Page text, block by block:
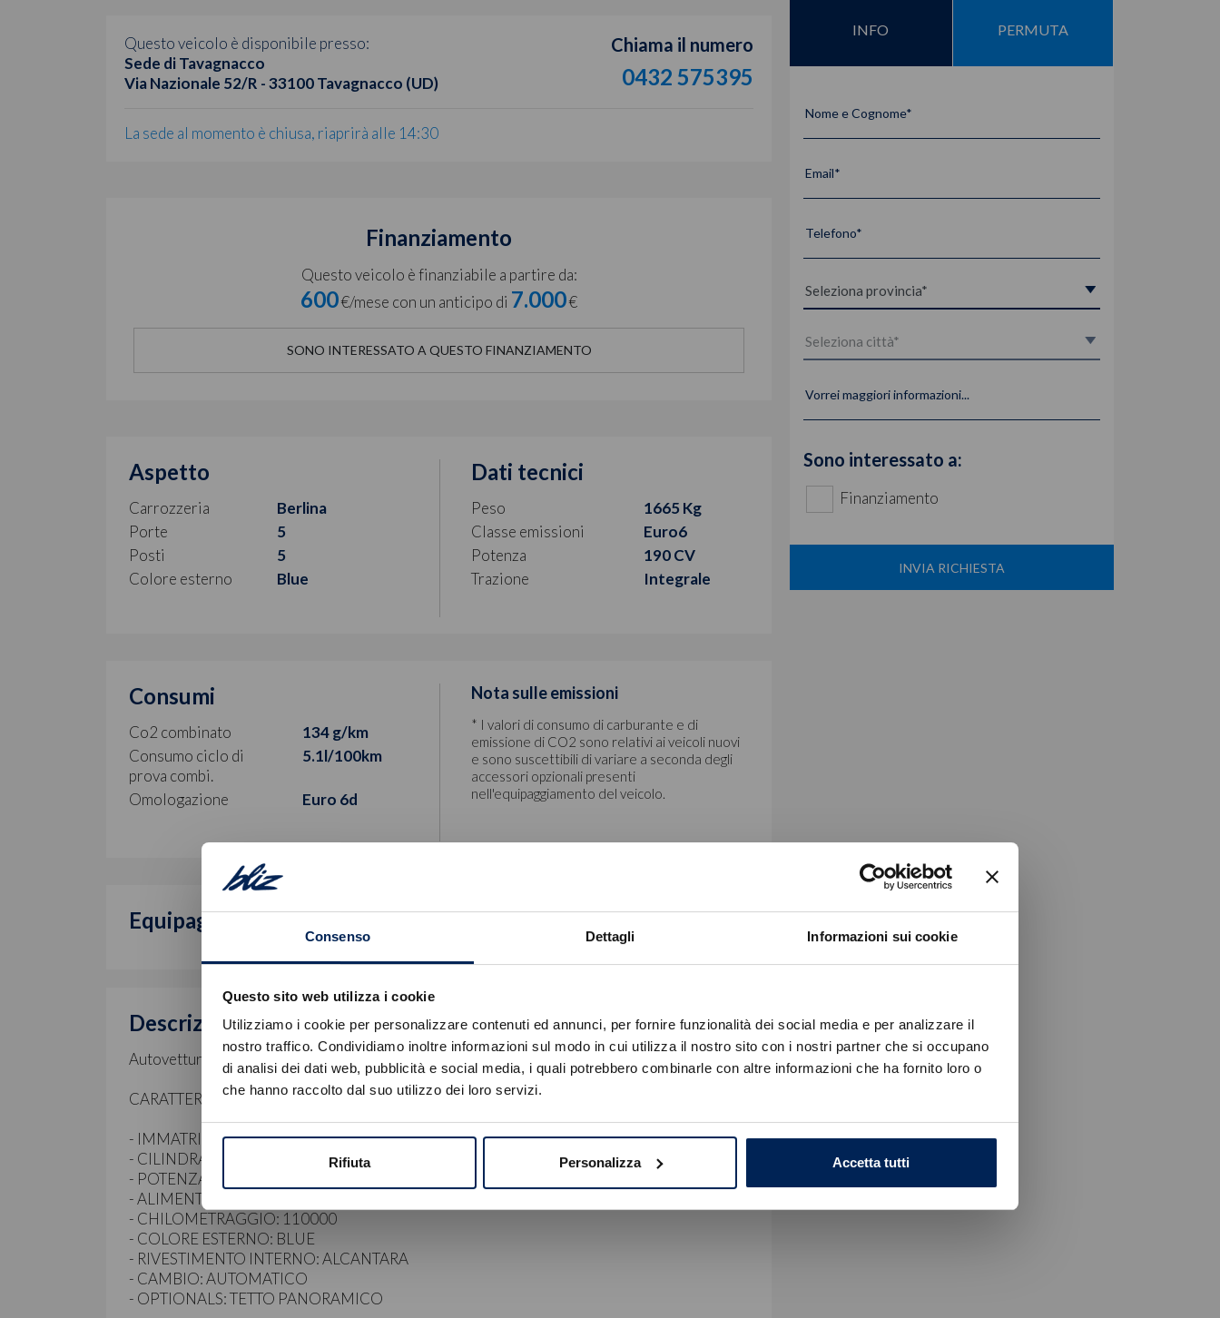
Consenso Dettagli Informazioni sui cookie
Questo sito web utilizza i cookie
Utilizziamo i cookie per personalizzare contenuti ed annunci, per fornire funzionalità dei social media e per analizzare il
nostro traffico. Condividiamo inoltre informazioni sul modo in cui utilizza il nostro sito con i nostri partner che si occupano
di analisi dei dati web, pubblicità e social media, i quali potrebbero combinarle con altre informazioni che ha fornito loro o
che hanno raccolto dal suo utilizzo dei loro servizi.
Rifiuta Personalizza Accetta tutti
Questo veicolo è disponibile presso:
Sede di Tavagnacco
Via Nazionale 52/R - 33100 Tavagnacco (UD)
Chiama il numero
0432 575395
La sede al momento è chiusa, riaprirà alle 14:30
Finanziamento
Questo veicolo è finanziabile a partire da:
600€/mese con un anticipo di 7.000€
SONO INTERESSATO A QUESTO FINANZIAMENTO
Aspetto
Carrozzeria
Berlina
Porte
5
Posti
5
Colore esterno
Blue
Dati tecnici
Peso
1665 Kg
Classe emissioni
Euro6
Potenza
190 CV
Trazione
Integrale
Consumi
Co2 combinato
134 g/km
Consumo ciclo di
prova combi.
5.1l/100km
Omologazione Euro 6d
Nota sulle emissioni
* I valori di consumo di carburante e di
emissione di CO2 sono relativi ai veicoli nuovi
e sono suscettibili di variare a seconda degli
accessori opzionali presenti
nell'equipaggiamento del veicolo.
Equipaggiamento di serie
Descrizione
Autovettura usata in pronta consegna, dotata di dichiarazione di conformità e garanzia.
CARATTERISTICHE
- IMMATRICOLAZIONE: 03/2021
- CILINDRATA: 2000cc
- POTENZA: 190cv
- ALIMENTAZIONE: DIESEL
- CHILOMETRAGGIO: 110000
- COLORE ESTERNO: BLUE
- RIVESTIMENTO INTERNO: ALCANTARA
- CAMBIO: AUTOMATICO
- OPTIONALS: TETTO PANORAMICO
INFO PERMUTA
Nome e Cognome*
Email*
Telefono*
Vorrei maggiori informazioni...
Sono interessato a:
Finanziamento
INVIA RICHIESTA
Errore
Caricamento veicoli non riuscito
OK